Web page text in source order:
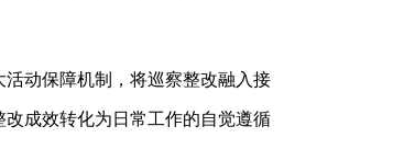
动保障机制，将巡察整改融入接
成效转化为日常工作的自觉遵循